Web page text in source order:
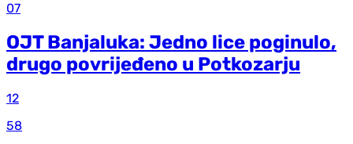
07
OJT Banjaluka: Jedno lice poginulo,
drugo povrijeđeno u Potkozarju
12
58